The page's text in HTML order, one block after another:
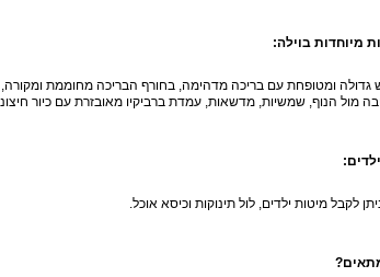
מיוחדות בוילה:
גדולה ומטופחת עם בריכה מדהימה, בחורף הבריכה מחוממת ומקורה,
מול הנוף, שמשיות, מדשאות, עמדת ברביקיו מאובזרת עם כיור חיצוני,
:
לקבל מיטות ילדים, לול תינוקות וכיסא אוכל.
?